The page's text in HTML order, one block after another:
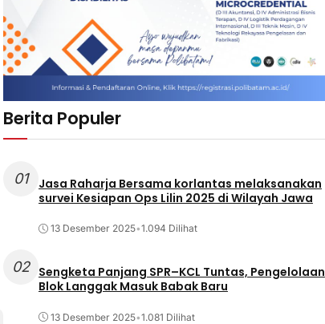
Berita Populer
01
Jasa Raharja Bersama korlantas melaksanakan
survei Kesiapan Ops Lilin 2025 di Wilayah Jawa
13 Desember 2025•1.094 Dilihat
02
Sengketa Panjang SPR–KCL Tuntas, Pengelolaan
Blok Langgak Masuk Babak Baru
13 Desember 2025•1.081 Dilihat